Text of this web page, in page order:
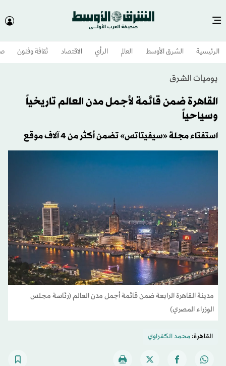
الرئيسية الشرق الأوسط​ العالم الرأي الاقتصاد ثقافة وفنون
يوميات الشرق
القاهرة ضمن قائمة لأجمل مدن العالم تاريخياً
وسياحياً
استفتاء مجلة «سيفيتاتس» تضمن أكثر من 4 آلاف موقع
مدينة القاهرة الرابعة ضمن قائمة أجمل مدن العالم (رئاسة مجلس
الوزراء المصري)
القاهرة:محمد الكفراوي